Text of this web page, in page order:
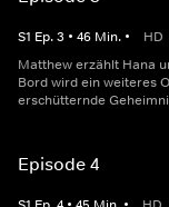
S1 Ep.3 • 46 Min. • HD
Matthew erzählt Hana
Bord wird ein weiteres
erschütternde
Episode 4